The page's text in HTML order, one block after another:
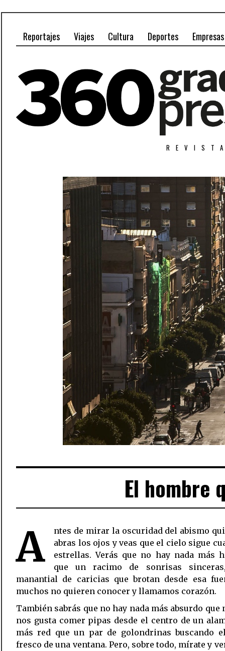
Reportajes Viajes Cultura Deportes Empresas
El hombre
A
ntes de mirar la oscuridad del abismo
abras los ojos y veas que el cielo sigue
estrellas. Verás que no hay nada más
que un racimo de sonrisas
manantial de caricias que brotan desde esa
muchos no quieren conocer y llamamos corazón.
También sabrás que no hay nada más absurdo que
nos gusta comer pipas desde el centro de un
más red que un par de golondrinas buscando
fresco de una ventana. Pero, sobre todo, mírate y